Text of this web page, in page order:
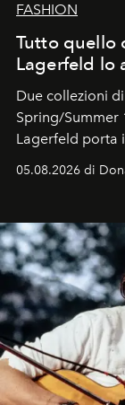
FASHION
Tutto quello
Lagerfeld lo
Due collezioni
Spring/Summer
Lagerfeld porta
logomania
Kate, Claudia
uno dei
05.08.2026 di